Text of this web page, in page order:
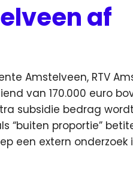
af
Amstelveen, RTV
van 170.000 euro
subsidie bedrag
“buiten proportie”
een extern onderzoek